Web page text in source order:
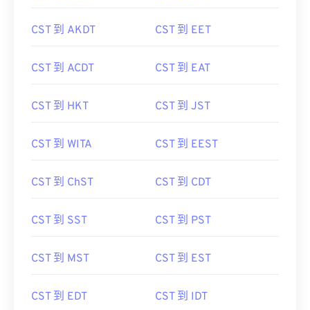
CST 到 AKDT CST 到 EET
CST 到 ACDT CST 到 EAT
CST 到 HKT CST 到 JST
CST 到 WITA CST 到 EEST
CST 到 ChST CST 到 CDT
CST 到 SST CST 到 PST
CST 到 MST CST 到 EST
CST 到 EDT CST 到 IDT